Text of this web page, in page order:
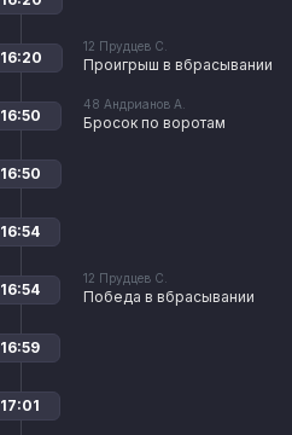
12 Прудцев С.
Проигрыш в вбрасывании
16:20
48 Андрианов А.
Бросок по воротам
16:50
16:50
16:54
12 Прудцев С.
Победа в вбрасывании
16:54
16:59
17:01